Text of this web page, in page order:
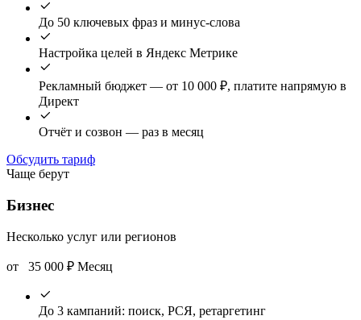
До 50 ключевых фраз и минус-слова
Настройка целей в Яндекс Метрике
Рекламный бюджет — от 10 000 ₽, платите напрямую в
Директ
Отчёт и созвон — раз в месяц
Обсудить тариф
Чаще берут
Бизнес
Несколько услуг или регионов
от 35 000 ₽ Месяц
До 3 кампаний: поиск, РСЯ, ретаргетинг